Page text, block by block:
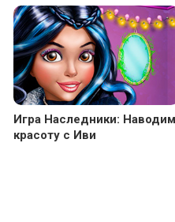
Игра Наследники: Наводим
красоту с Иви